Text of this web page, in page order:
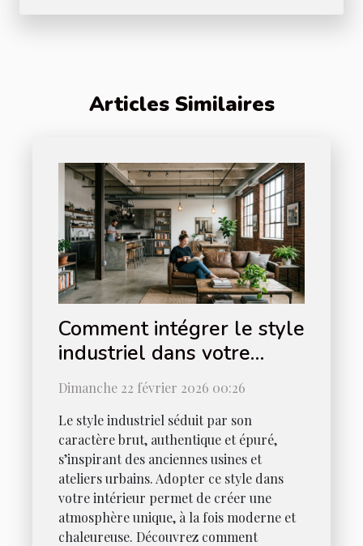
Articles Similaires
Comment intégrer le style
industriel dans votre
intérieur ?
Dimanche 22 février 2026 00:26
Le style industriel séduit par son
caractère brut, authentique et épuré,
s’inspirant des anciennes usines et
ateliers urbains. Adopter ce style dans
votre intérieur permet de créer une
atmosphère unique, à la fois moderne et
chaleureuse. Découvrez comment